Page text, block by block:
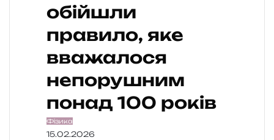
обійшли
правило, яке
вважалося
непорушним
понад 100 років
Фізика
15.02.2026